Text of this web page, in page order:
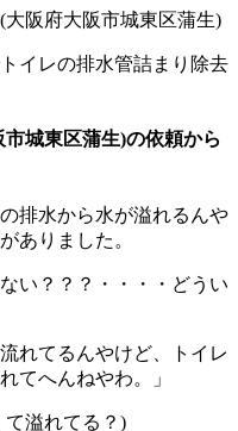
イレの排水管詰まり除去
城東区蒲生)の依頼から
排水から水が溢れるんや
ありました。
い？？？・・・・どうい
れてるんやけど、トイレ
てへんねやわ。」
溢れてる？)